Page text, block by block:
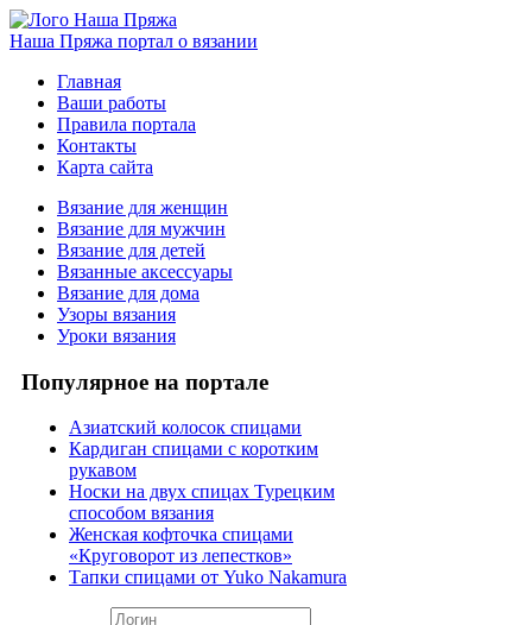
Наша Пряжа портал о вязании
Главная
Ваши работы
Правила портала
Контакты
Карта сайта
Вязание для женщин
Вязание для мужчин
Вязание для детей
Вязанные аксессуары
Вязание для дома
Узоры вязания
Уроки вязания
Популярное на портале
Азиатский колосок спицами
Кардиган спицами с коротким
рукавом
Носки на двух спицах Турецким
способом вязания
Женская кофточка спицами
«Круговорот из лепестков»
Тапки спицами от Yuko Nakamura